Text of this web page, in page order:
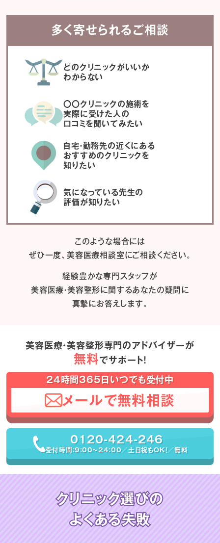
多く寄せられるご相談
どのクリニックがいいか
わからない
〇〇クリニックの施術を
実際に受けた人の
口コミを聞いてみたい
自宅・勤務先の近くにある
おすすめのクリニックを
知りたい
気になっている先生の
評価が知りたい
このような場合には
ぜひ一度、美容医療相談室にご相談ください。
経験豊かな専門スタッフが
美容医療・美容整形に関するあなたの疑問に
真摯にお答えします。
美容医療・美容整形専門のアドバイザーが
無料でサポート！
24時間365日いつでも受付中
メールで無料相談
0120-424-246
受付時間：9:00〜24:00／土日祝もOK！／無料
クリニック選びの
よくある失敗